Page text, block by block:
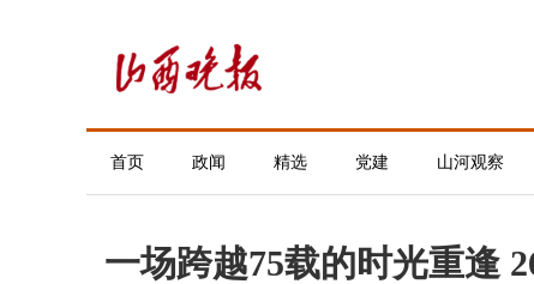
首页 政闻 精选 党建 山河观察
一场跨越75载的时光重逢